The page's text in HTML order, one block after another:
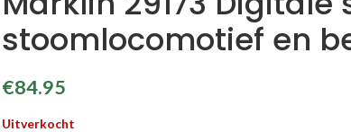
stoomlocomotief en
€84.95
Uitverkocht